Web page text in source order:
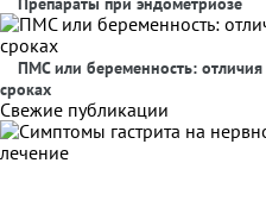
ПМС или беременность:
сроках
Свежие публикации